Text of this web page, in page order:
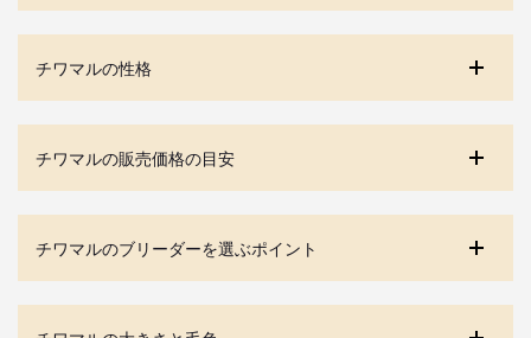
チワマルの性格
チワマルの販売価格の目安
チワマルのブリーダーを選ぶポイント